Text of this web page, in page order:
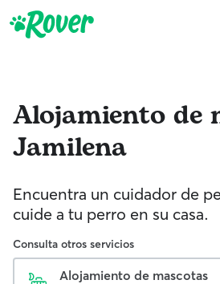
Alojamiento de
Jamilena
Encuentra un cuidador de
cuide a tu perro en su casa.
Consulta otros servicios
Alojamiento de mascotas